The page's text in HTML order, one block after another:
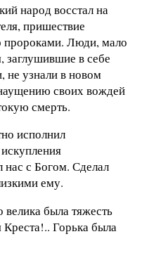
народ восстал на
пришествие
пророками. Люди, мало
в себе
не узнали в новом
своих вождей
смерть.
исполнил
нас с Богом. Сделал
ему.
была тяжесть
Горька была